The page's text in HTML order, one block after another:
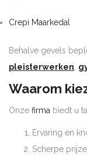
Crepi Maarkedal
Behalve gevels
pleisterwerken,
Waarom
Onze firma biedt u
Ervaring en
Scherpe